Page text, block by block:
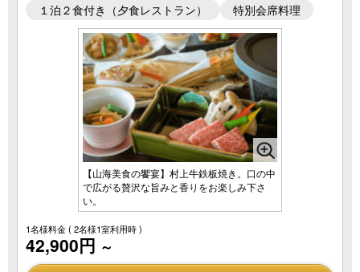
１泊２食付き（夕食レストラン） 特別会席料理
【山海美食の饗宴】村上牛鉄板焼き。口の中
で広がる贅沢な旨みと香りをお楽しみ下さ
い。
1名様料金( 2名様1室利用時 )
42,900円 ～